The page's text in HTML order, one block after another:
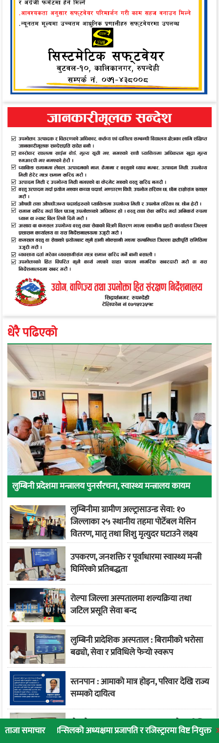
ताजा समाचारअध्यक्षमा प्रजापति र रजिस्ट्रारमा विष्ट नियुक्त लुम्बिनी
धेरै पढिएको
लुम्बिनी प्रदेशमा मन्त्रालय पुनर्संरचना, स्वास्थ्य मन्त्रालय कायम
लुम्बिनीमा ग्रामीण अल्ट्रासाउन्ड सेवा: १०
जिल्लाका २५ स्थानीय तहमा पोर्टेबल मेसिन
वितरण, मातृ तथा शिशु मृत्युदर घटाउने लक्ष्य
उपकरण, जनशक्ति र पूर्वाधारमा स्वास्थ्य मन्त्री
घिमिरेको प्रतिबद्धता
रोल्पा जिल्ला अस्पतालमा शल्यक्रिया तथा
जटिल प्रसूति सेवा बन्द
लुम्बिनी प्रादेशिक अस्पताल : बिरामीको भरोसा
बढ्यो, सेवा र प्रविधिले फेर्‍यो स्वरूप
स्तनपान : आमाको मात्र होइन, परिवार देखि राज्य
सम्मको दायित्व
सैनामैना आधारभूत अस्पतालबाट भदौ १५ देखि
स्वास्थ्य बिमा सेवा सुरु हुने